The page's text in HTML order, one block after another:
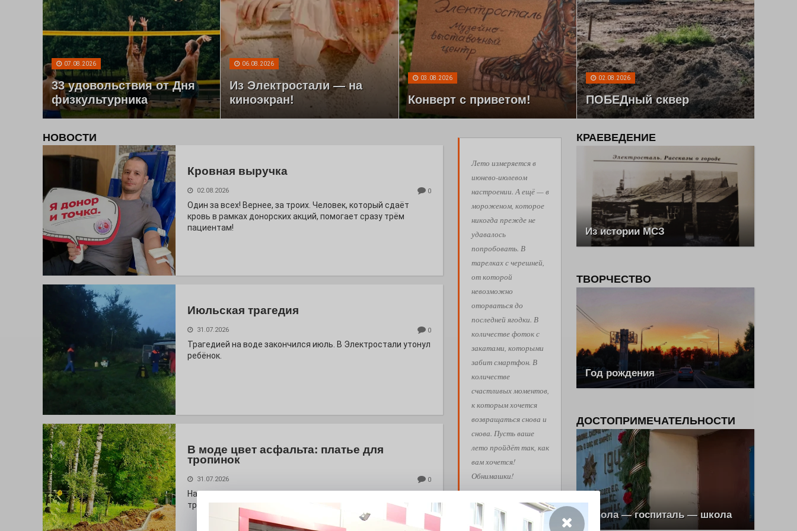
07.08.2026
33 удовольствия от Дня
физкультурника
06.08.2026
Из Электростали — на
киноэкран!
03.08.2026
Конверт с приветом!
02.08.2026
ПОБЕДный сквер
Лето измеряется в
июнево-июлевом
настроении. А ещё — в
мороженом, которое
никогда прежде не
удавалось
попробовать. В
тарелках с черешней,
от которой
невозможно
оторваться до
последней ягодки. В
количестве фоток с
закатами, которыми
забит смартфон. В
количестве
счастливых моментов,
к которым хочется
возвращаться снова и
снова. Пусть ваше
лето пройдёт так, как
вам хочется!
Обнимашки!
НОВОСТИ
Кровная выручка
02.08.2026 0
Один за всех! Вернее, за троих. Человек, который сдаёт
кровь в рамках донорских акций, помогает сразу трём
пациентам!
Июльская трагедия
31.07.2026 0
Трагедией на воде закончился июль. В Электростали утонул
ребёнок.
В моде цвет асфальта: платье для
тропинок
31.07.2026 0
На глазах у оранжевого подсолнуха рождается народная
тропа!
КРАЕВЕДЕНИЕ
Из истории МСЗ
ТВОРЧЕСТВО
Год рождения
ДОСТОПРИМЕЧАТЕЛЬНОСТИ
Школа — госпиталь — школа